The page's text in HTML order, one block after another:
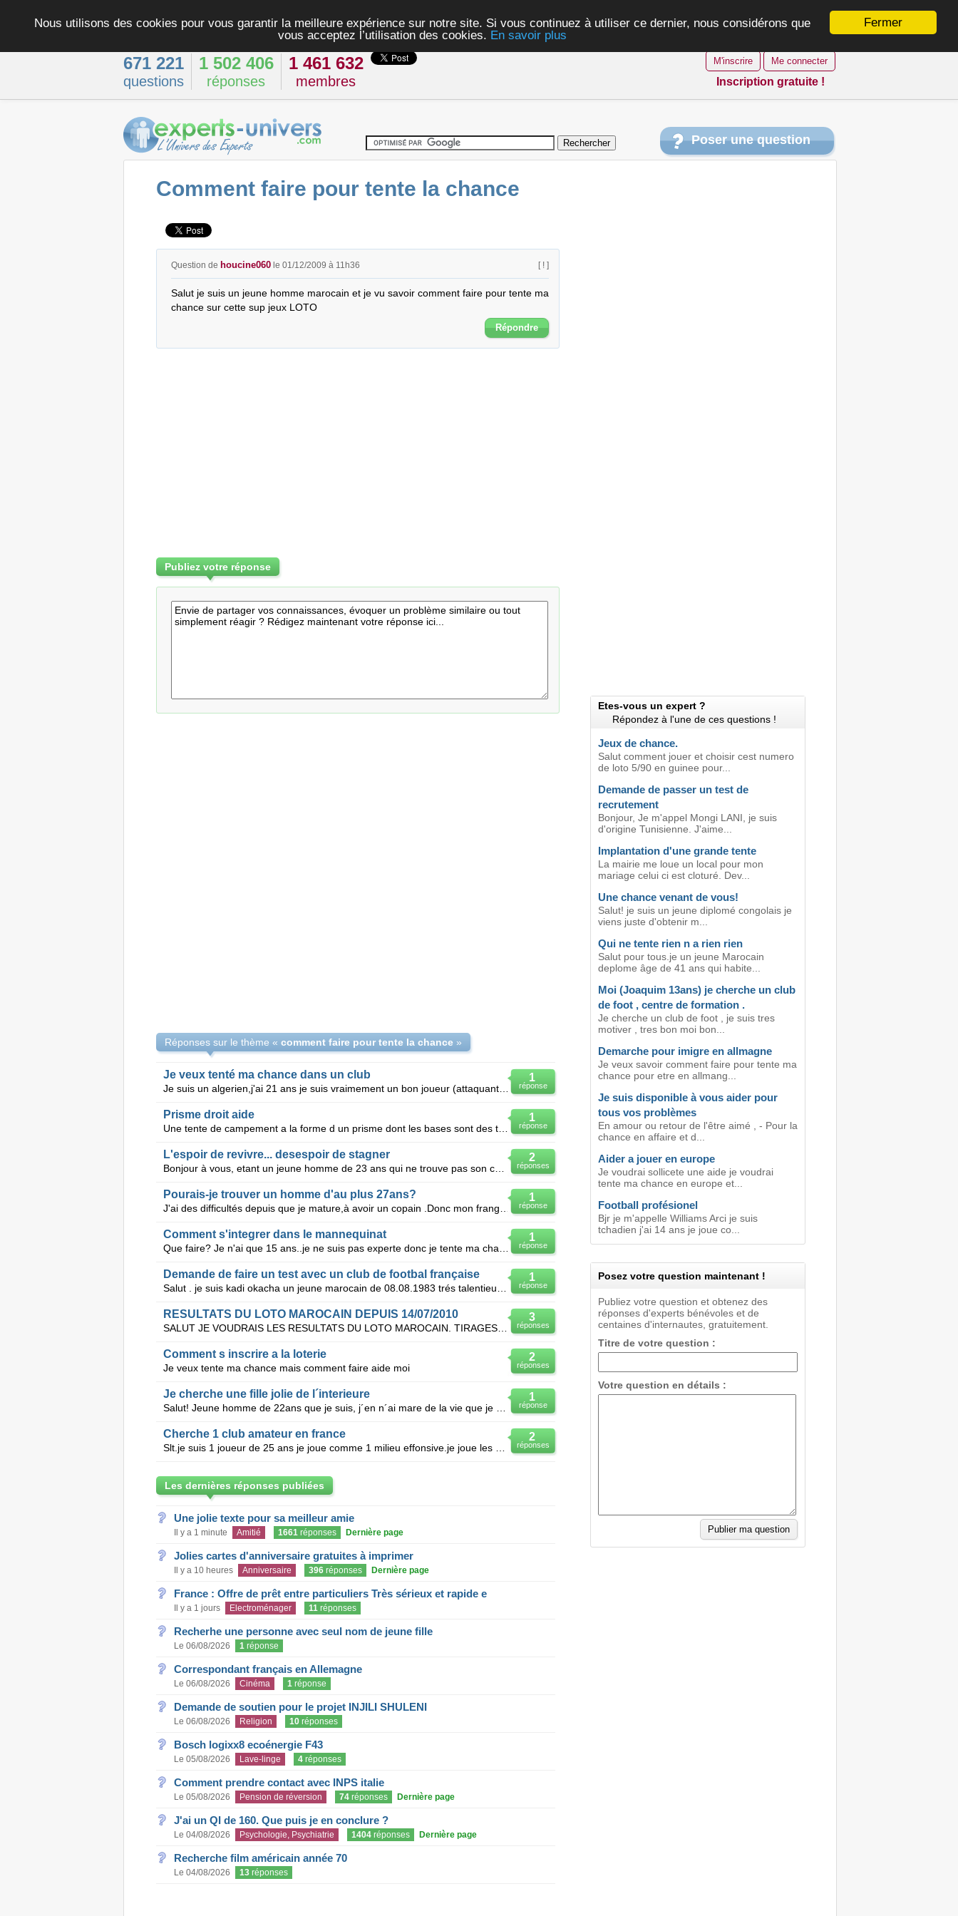
Fermer
Nous utilisons des cookies pour vous garantir la meilleure expérience sur notre site. Si vous continuez à utiliser ce dernier, nous considérons que
vous acceptez l’utilisation des cookies. En savoir plus
671 221
questions
1 502 406
réponses
1 461 632
membres
M'inscrire Me connecter
Inscription gratuite !
Poser une question
Comment faire pour tente la chance
Question de houcine060le 01/12/2009 à 11h36 [ ! ]
Salut je suis un jeune homme marocain et je vu savoir comment faire pour tente ma
chance sur cette sup jeux LOTO
Répondre
Publiez votre réponse
Réponses sur le thème « comment faire pour tente la chance»
1
réponse
Je veux tenté ma chance dans un club
Je suis un algerien,j'ai 21 ans je suis vraimement un bon joueur (attaquant) mais j'ai pas eu ma cha
1
réponse
Prisme droit aide
Une tente de campement a la forme d un prisme dont les bases sont des triangles equilqterqux de 7m d
2
réponses
L'espoir de revivre... desespoir de stagner
Bonjour à vous, etant un jeune homme de 23 ans qui ne trouve pas son chemin dans cette vie remplie d
1
réponse
Pourais-je trouver un homme d'au plus 27ans?
1
réponse
Comment s'integrer dans le mannequinat
1
réponse
Demande de faire un test avec un club de footbal française
3
réponses
RESULTATS DU LOTO MAROCAIN DEPUIS 14/07/2010
SALUT JE VOUDRAIS LES RESULTATS DU LOTO MAROCAIN. TIRAGES : 1071 ; 1072 ;1073 ;1074 ;1075 ; 1076 ;
2
réponses
Comment s inscrire a la loterie
Je veux tente ma chance mais comment faire aide moi
1
réponse
Je cherche une fille jolie de l´interieure
2
réponses
Cherche 1 club amateur en france
Les dernières réponses publiées
Une jolie texte pour sa meilleur amie
Il y a 1 minute Amitié 1661réponses Dernière page
Jolies cartes d'anniversaire gratuites à imprimer
Il y a 10 heures Anniversaire 396réponses Dernière page
France : Offre de prêt entre particuliers Très sérieux et rapide e
Il y a 1 jours Electroménager 11réponses
Recherhe une personne avec seul nom de jeune fille
Le 06/08/2026 1réponse
Correspondant français en Allemagne
Le 06/08/2026 Cinéma 1réponse
Demande de soutien pour le projet INJILI SHULENI
Le 06/08/2026 Religion 10réponses
Bosch logixx8 ecoénergie F43
Le 05/08/2026 Lave-linge 4réponses
Comment prendre contact avec INPS italie
Le 05/08/2026 Pension de réversion 74réponses Dernière page
J'ai un QI de 160. Que puis je en conclure ?
Le 04/08/2026 Psychologie, Psychiatrie 1404réponses Dernière page
Recherche film américain année 70
Le 04/08/2026 13réponses
Etes-vous un expert ?
Répondez à l'une de ces questions !
Jeux de chance.
Salut comment jouer et choisir cest numero
de loto 5/90 en guinee pour...
Demande de passer un test de
recrutement
Bonjour, Je m'appel Mongi LANI, je suis
d'origine Tunisienne. J'aime...
Implantation d'une grande tente
La mairie me loue un local pour mon
mariage celui ci est cloturé. Dev...
Une chance venant de vous!
Salut! je suis un jeune diplomé congolais je
viens juste d'obtenir m...
Qui ne tente rien n a rien rien
Salut pour tous.je un jeune Marocain
deplome âge de 41 ans qui habite...
Moi (Joaquim 13ans) je cherche un club
de foot , centre de formation .
Je cherche un club de foot , je suis tres
motiver , tres bon moi bon...
Demarche pour imigre en allmagne
Je veux savoir comment faire pour tente ma
chance pour etre en allmang...
Je suis disponible à vous aider pour
tous vos problèmes
En amour ou retour de l'être aimé , - Pour la
chance en affaire et d...
Aider a jouer en europe
Je voudrai sollicete une aide je voudrai
tente ma chance en europe et...
Football profésionel
Bjr je m'appelle Williams Arci je suis
tchadien j'ai 14 ans je joue co...
Posez votre question maintenant !
Publiez votre question et obtenez des
réponses d'experts bénévoles et de
centaines d'internautes, gratuitement.
Titre de votre question :
Votre question en détails :